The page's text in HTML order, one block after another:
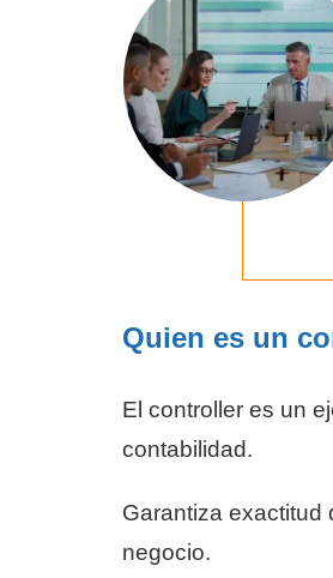
Quien es un
El controller es un
contabilidad.
Garantiza exactitud
negocio.